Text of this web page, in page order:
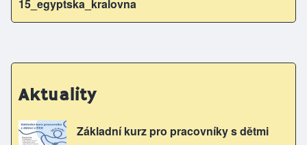
15_egyptska_kralovna
Aktuality
Základní kurz pro pracovníky s dětmi